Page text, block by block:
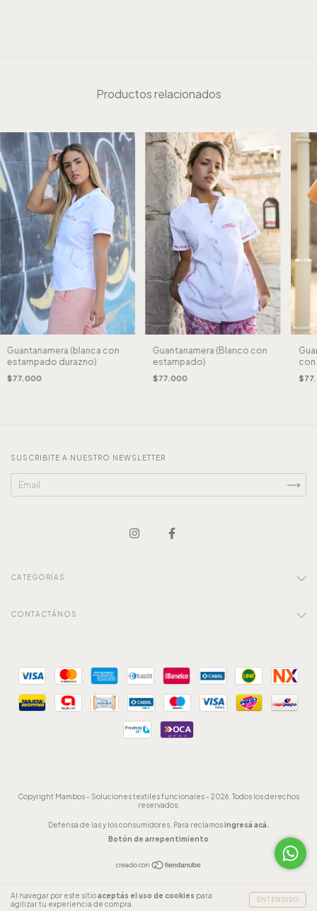
Al navegar por este sitioaceptás el uso de cookies para
agilizar tu experiencia de compra.
ENTENDIDO
Productos relacionados
Guantanamera (blanca con
estampado durazno)
$77.000
Guantanamera (Blanco con
estampado)
$77.000
con
SUSCRIBITE A NUESTRO NEWSLETTER
CATEGORÍAS
CONTACTÁNOS
Copyright Mambos - Soluciones textiles funcionales - 2026. Todos los derechos
reservados.
Defensa de las y los consumidores. Para reclamos ingresá acá.
Botón de arrepentimiento